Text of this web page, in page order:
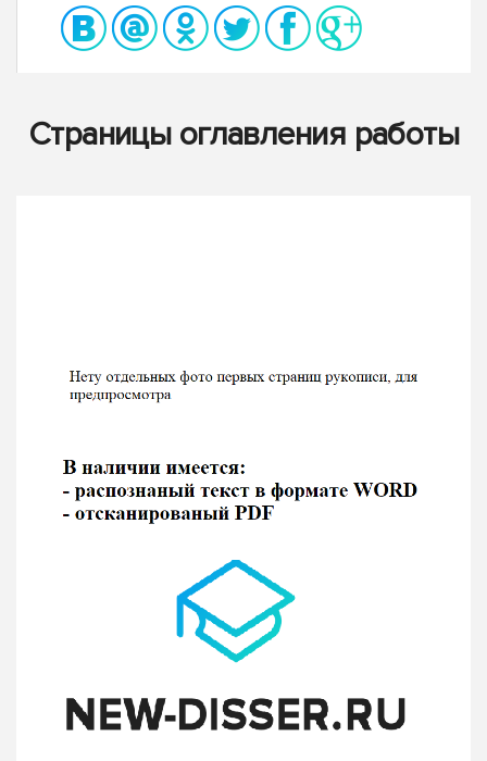
Страницы оглавления работы